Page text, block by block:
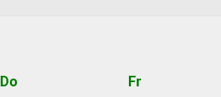
Do Fr